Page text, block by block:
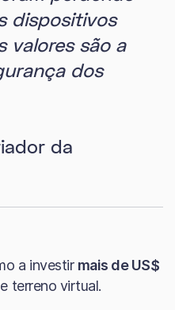
dispositivos
valores são a
dos
da
a investir mais de US$
terreno virtual.